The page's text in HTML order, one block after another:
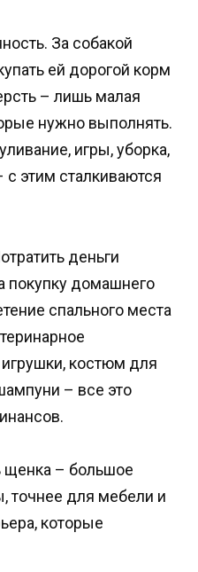
За собакой
ей дорогой корм
– лишь малая
нужно выполнять.
игры, уборка,
этим сталкиваются
деньги
покупку домашнего
спального места
костюм для
– все это
щенка – большое
точнее для мебели и
которые